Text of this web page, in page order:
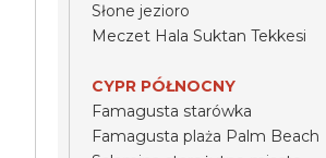
Słone jezioro
Meczet Hala Suktan Tekkesi
CYPR PÓŁNOCNY
Famagusta starówka
Famagusta plaża Palm Beach